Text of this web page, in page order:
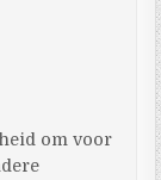
om voor